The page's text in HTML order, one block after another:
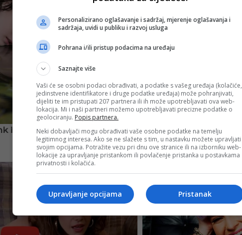
Personalizirano oglašavanje i sadržaj, mjerenje oglašavanja i
sadržaja, uvidi u publiku i razvoj usluga
Pohrana i/ili pristup podacima na uređaju
Saznajte više
Vaši će se osobni podaci obrađivati, a podatke s vašeg uređaja (kolačiće,
jedinstvene identifikatore i druge podatke uređaja) može pohranjivati,
dijeliti te im pristupati 207 partnera ili ih može upotrebljavati ova web-
lokacija. Mi i naši partneri možemo upotrebljavati precizne podatke o
geolociranju. Popis partnera.
Neki dobavljači mogu obrađivati vaše osobne podatke na temelju
legitimnog interesa. Ako se ne slažete s tim, u nastavku možete upravljati
svojim opcijama. Potražite vezu pri dnu ove stranice ili na izborniku web-
lokacije za upravljanje pristankom ili povlačenje pristanka u postavkama
privatnosti i kolačića.
Pristanak
Upravljanje opcijama